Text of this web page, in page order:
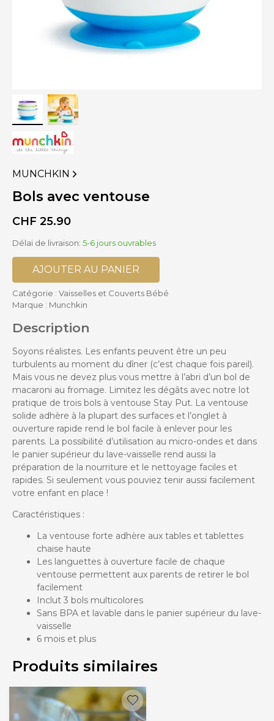
VOIR
PLUS
DE
DE
MUNCHKIN
Bols avec ventouse
CHF 25.90
Délai de livraison: 5-6 jours ouvrables
AJOUTER AU PANIER
Catégorie : Vaisselles et Couverts Bébé
Marque : Munchkin
Description
Soyons réalistes. Les enfants peuvent être un peu
turbulents au moment du dîner (c’est chaque fois pareil).
Mais vous ne devez plus vous mettre à l’abri d’un bol de
macaroni au fromage. Limitez les dégâts avec notre lot
pratique de trois bols à ventouse Stay Put. La ventouse
solide adhère à la plupart des surfaces et l’onglet à
ouverture rapide rend le bol facile à enlever pour les
parents. La possibilité d’utilisation au micro-ondes et dans
le panier supérieur du lave-vaisselle rend aussi la
préparation de la nourriture et le nettoyage faciles et
rapides. Si seulement vous pouviez tenir aussi facilement
votre enfant en place !
Caractéristiques :
La ventouse forte adhère aux tables et tablettes
chaise haute
Les languettes à ouverture facile de chaque
ventouse permettent aux parents de retirer le bol
facilement
Inclut 3 bols multicolores
Sans BPA et lavable dans le panier supérieur du lave-
vaisselle
6 mois et plus
Produits similaires